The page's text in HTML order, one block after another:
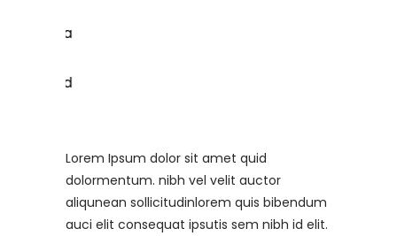
Lorem Ipsum dolor sit amet quid
dolormentum. nibh vel velit auctor
aliqunean sollicitudinlorem quis bibendum
auci elit consequat ipsutis sem nibh id elit.